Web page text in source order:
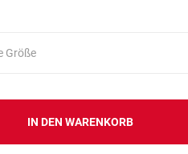
Größe
IN DEN WARENKORB